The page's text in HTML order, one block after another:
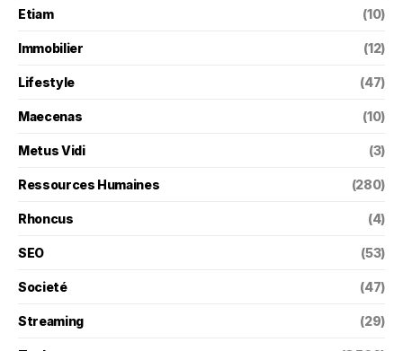
Etiam (10)
Immobilier (12)
Lifestyle (47)
Maecenas (10)
Metus Vidi (3)
Ressources Humaines (280)
Rhoncus (4)
SEO (53)
Societé (47)
Streaming (29)